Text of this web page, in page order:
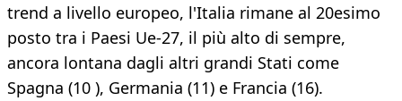
trend a livello europeo, l'Italia rimane al 20esimo
posto tra i Paesi Ue-27, il più alto di sempre,
ancora lontana dagli altri grandi Stati come
Spagna (10 ), Germania (11) e Francia (16).